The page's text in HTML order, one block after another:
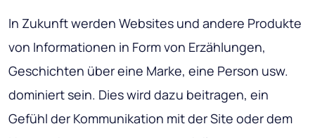
In Zukunft werden Websites und andere Produkte
von Informationen in Form von Erzählungen,
Geschichten über eine Marke, eine Person usw.
dominiert sein. Dies wird dazu beitragen, ein
Gefühl der Kommunikation mit der Site oder dem